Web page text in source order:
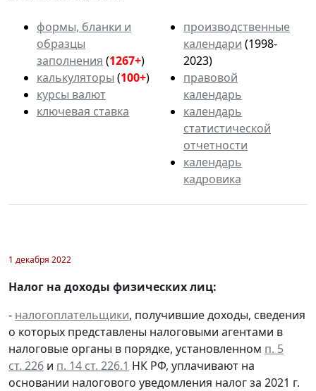
формы, бланки и
образцы
заполнения (1267+)
калькуляторы (100+)
курсы валют
ключевая ставка
производственные
календари (1998-
2023)
правовой
календарь
календарь
статистической
отчетности
календарь
кадровика
1 декабря 2022
Налог на доходы физических лиц:
- налогоплательщики, получившие доходы, сведения
о которых представлены налоговыми агентами в
налоговые органы в порядке, установленном п. 5
ст. 226 и п. 14 ст. 226.1 НК РФ, уплачивают на
основании налогового уведомления налог за 2021 г.